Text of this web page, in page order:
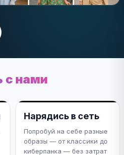
с нами
Нарядись в сеть
Попробуй на себе разные
образы — от классики до
киберпанка — без затрат